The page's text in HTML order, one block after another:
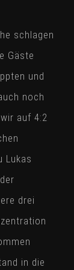
schlagen
Gäste
und
noch
auf 4:2
Lukas
drei
in die